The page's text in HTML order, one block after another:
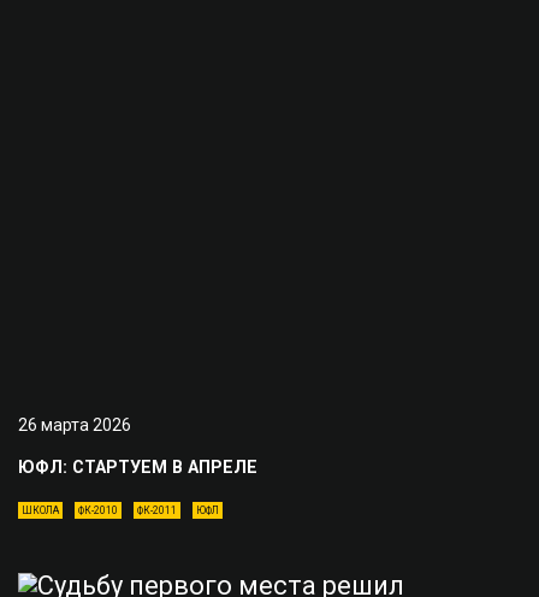
26 марта 2026
ЮФЛ: СТАРТУЕМ В АПРЕЛЕ
ШКОЛА ФК-2010 ФК-2011 ЮФЛ